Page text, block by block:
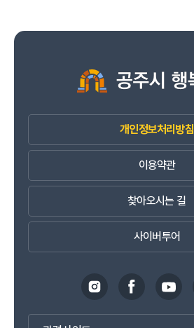
개인정보처리방침
이용약관
찾아오시는 길
사이버투어